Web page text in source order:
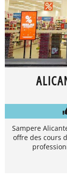
Sampere
offre des cours